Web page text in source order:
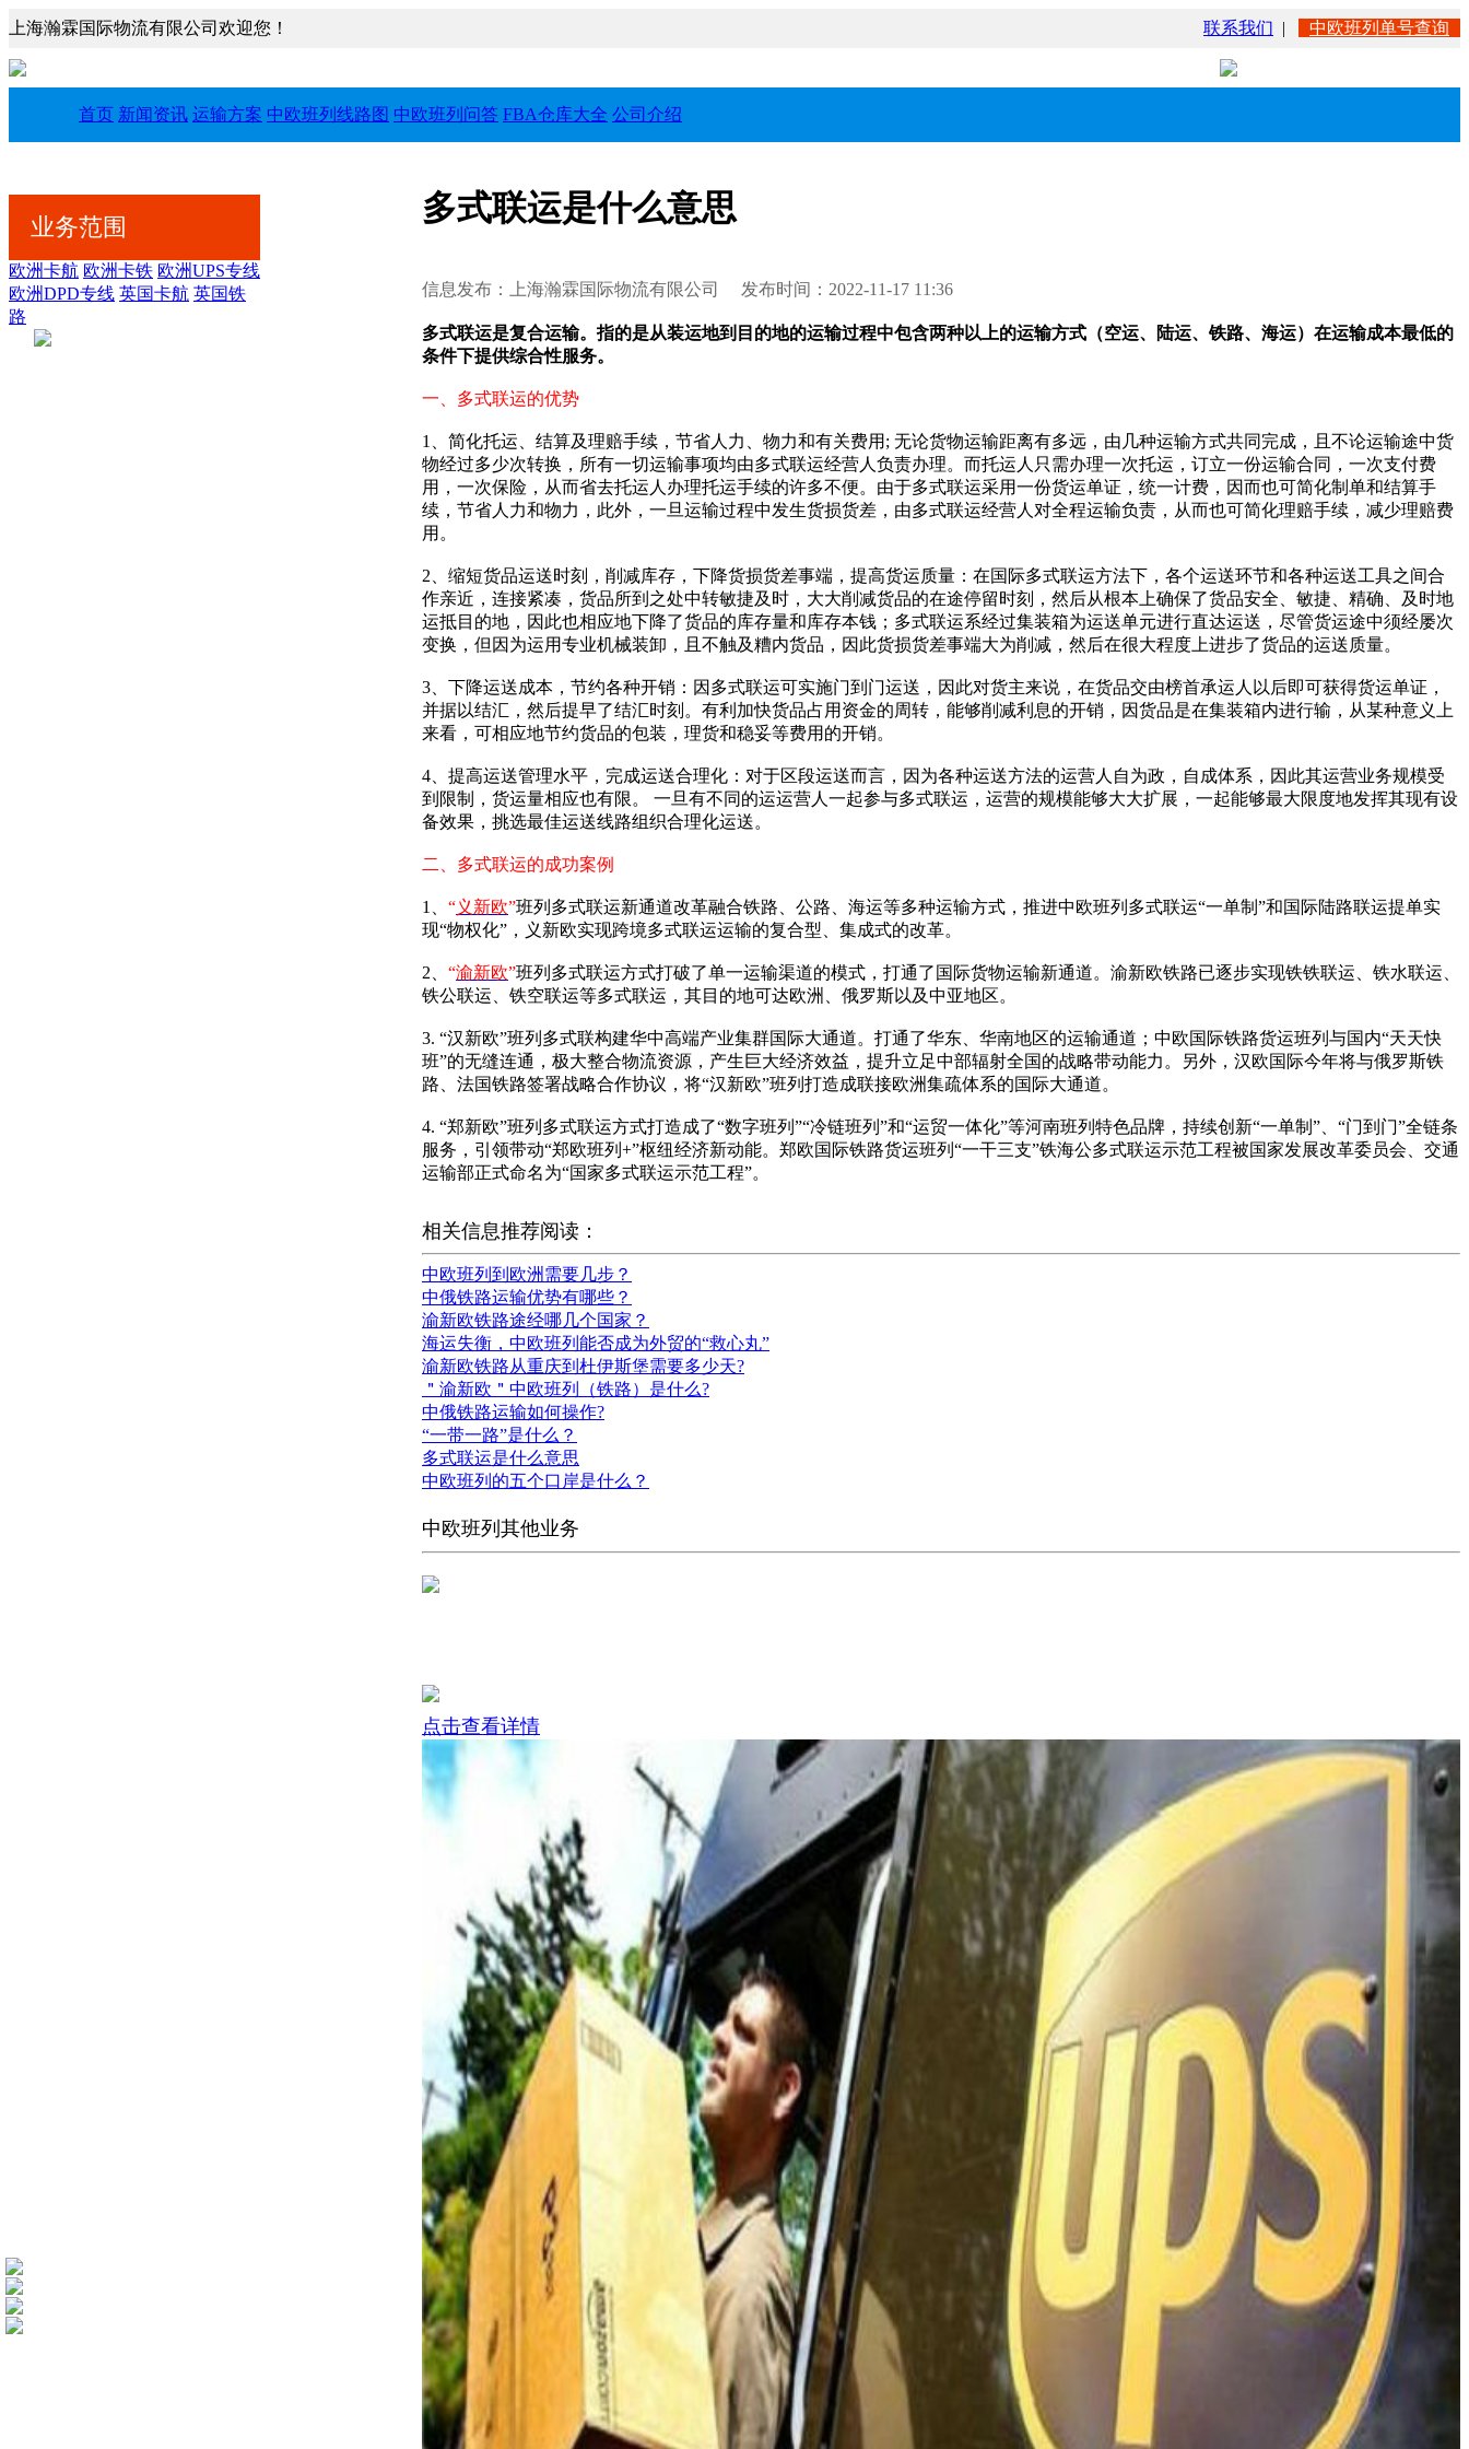
上海瀚霖国际物流有限公司欢迎您！ 联系我们 | 中欧班列单号查询
首页 新闻资讯 运输方案 中欧班列线路图 中欧班列问答 FBA仓库大全 公司介绍
业务范围
欧洲卡航 欧洲卡铁 欧洲UPS专线
欧洲DPD专线 英国卡航 英国铁
路
多式联运是什么意思
信息发布：上海瀚霖国际物流有限公司 发布时间：2022-11-17 11:36
多式联运是复合运输。指的是从装运地到目的地的运输过程中包含两种以上的运输方式（空运、陆运、铁路、海运）在运输成本最低的
条件下提供综合性服务。
一、多式联运的优势
1、简化托运、结算及理赔手续，节省人力、物力和有关费用; 无论货物运输距离有多远，由几种运输方式共同完成，且不论运输途中货
物经过多少次转换，所有一切运输事项均由多式联运经营人负责办理。而托运人只需办理一次托运，订立一份运输合同，一次支付费
用，一次保险，从而省去托运人办理托运手续的许多不便。由于多式联运采用一份货运单证，统一计费，因而也可简化制单和结算手
续，节省人力和物力，此外，一旦运输过程中发生货损货差，由多式联运经营人对全程运输负责，从而也可简化理赔手续，减少理赔费
用。
2、缩短货品运送时刻，削减库存，下降货损货差事端，提高货运质量：在国际多式联运方法下，各个运送环节和各种运送工具之间合
作亲近，连接紧凑，货品所到之处中转敏捷及时，大大削减货品的在途停留时刻，然后从根本上确保了货品安全、敏捷、精确、及时地
运抵目的地，因此也相应地下降了货品的库存量和库存本钱；多式联运系经过集装箱为运送单元进行直达运送，尽管货运途中须经屡次
变换，但因为运用专业机械装卸，且不触及糟内货品，因此货损货差事端大为削减，然后在很大程度上进步了货品的运送质量。
3、下降运送成本，节约各种开销：因多式联运可实施门到门运送，因此对货主来说，在货品交由榜首承运人以后即可获得货运单证，
并据以结汇，然后提早了结汇时刻。有利加快货品占用资金的周转，能够削减利息的开销，因货品是在集装箱内进行输，从某种意义上
来看，可相应地节约货品的包装，理货和稳妥等费用的开销。
4、提高运送管理水平，完成运送合理化：对于区段运送而言，因为各种运送方法的运营人自为政，自成体系，因此其运营业务规模受
到限制，货运量相应也有限。 一旦有不同的运运营人一起参与多式联运，运营的规模能够大大扩展，一起能够最大限度地发挥其现有设
备效果，挑选最佳运送线路组织合理化运送。
二、多式联运的成功案例
1、 “义新欧”班列多式联运新通道改革融合铁路、公路、海运等多种运输方式，推进中欧班列多式联运“一单制”和国际陆路联运提单实
现“物权化”，义新欧实现跨境多式联运运输的复合型、集成式的改革。
2、 “渝新欧”班列多式联运方式打破了单一运输渠道的模式，打通了国际货物运输新通道。渝新欧铁路已逐步实现铁铁联运、铁水联运、
铁公联运、铁空联运等多式联运，其目的地可达欧洲、俄罗斯以及中亚地区。
3. “汉新欧”班列多式联构建华中高端产业集群国际大通道。打通了华东、华南地区的运输通道；中欧国际铁路货运班列与国内“天天快
班”的无缝连通，极大整合物流资源，产生巨大经济效益，提升立足中部辐射全国的战略带动能力。另外，汉欧国际今年将与俄罗斯铁
路、法国铁路签署战略合作协议，将“汉新欧”班列打造成联接欧洲集疏体系的国际大通道。
4. “郑新欧”班列多式联运方式打造成了“数字班列”“冷链班列”和“运贸一体化”等河南班列特色品牌，持续创新“一单制”、“门到门”全链条
服务，引领带动“郑欧班列+”枢纽经济新动能。郑欧国际铁路货运班列“一干三支”铁海公多式联运示范工程被国家发展改革委员会、交通
运输部正式命名为“国家多式联运示范工程”。
相关信息推荐阅读：
中欧班列到欧洲需要几步？
中俄铁路运输优势有哪些？
渝新欧铁路途经哪几个国家？
海运失衡，中欧班列能否成为外贸的“救心丸”
渝新欧铁路从重庆到杜伊斯堡需要多少天?
＂渝新欧＂中欧班列（铁路）是什么?
中俄铁路运输如何操作?
“一带一路”是什么？
多式联运是什么意思
中欧班列的五个口岸是什么？
中欧班列其他业务
点击查看详情